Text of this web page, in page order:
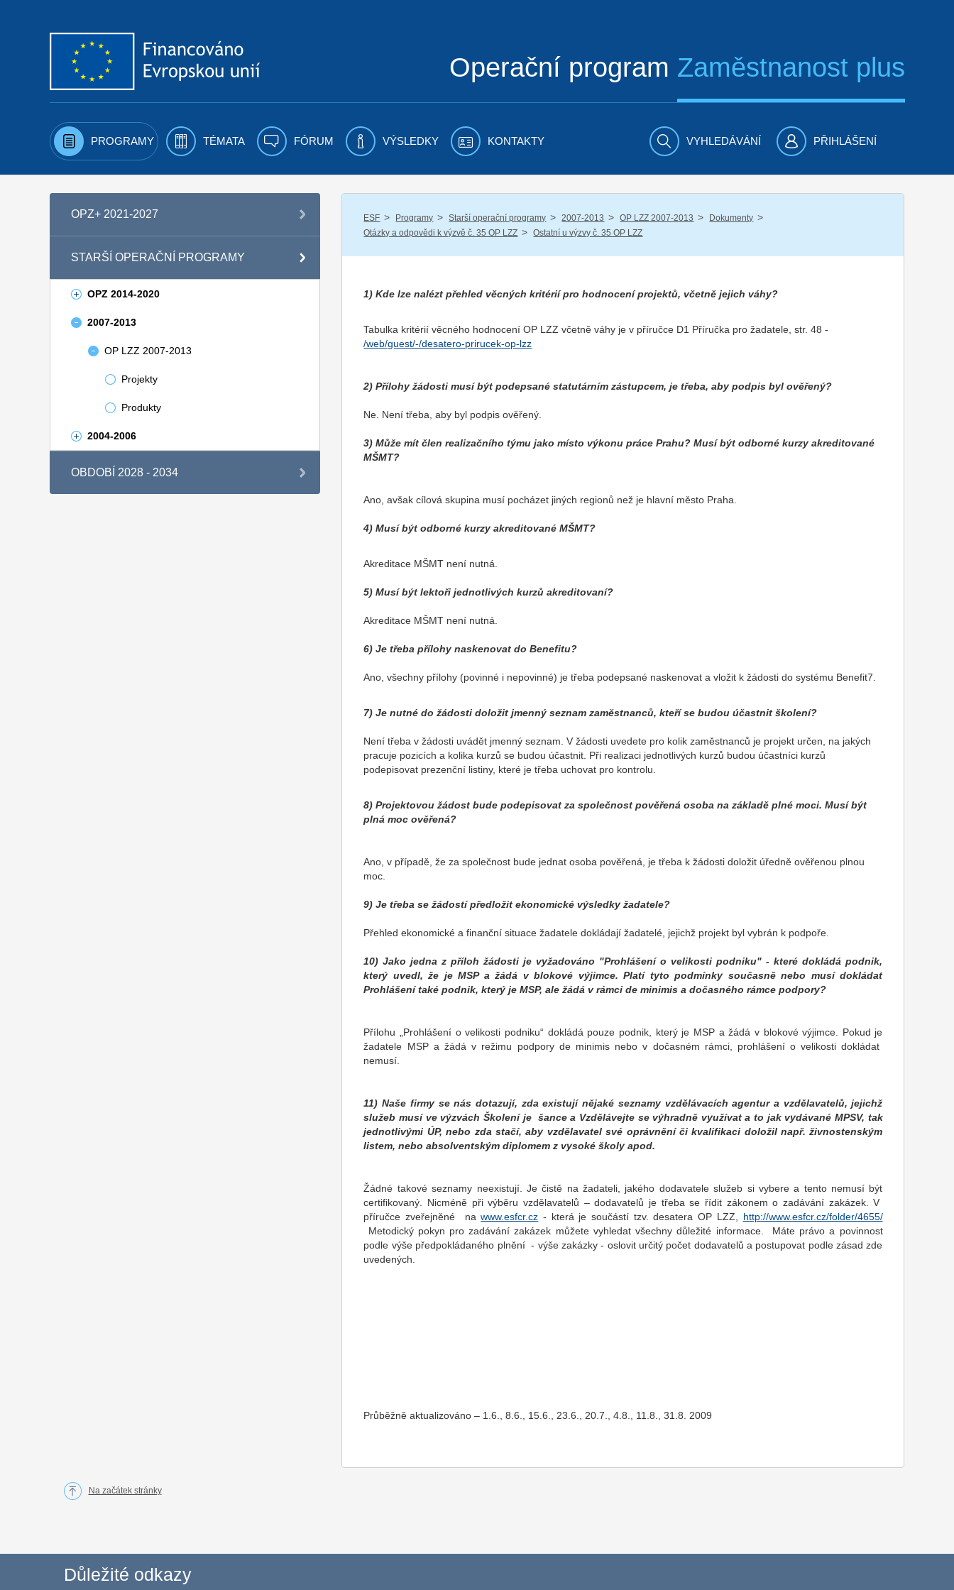
Operační program Zaměstnanost plus
PROGRAMY TÉMATA FÓRUM VÝSLEDKY KONTAKTY VYHLEDÁVÁNÍ PŘIHLÁŠENÍ
OPZ+ 2021-2027
STARŠÍ OPERAČNÍ PROGRAMY
OPZ 2014-2020
2007-2013
OP LZZ 2007-2013
Projekty
Produkty
2004-2006
OBDOBÍ 2028 - 2034
ESF / Programy / Starší operační programy / 2007-2013 / OP LZZ 2007-2013 / Dokumenty /
Otázky a odpovědi k výzvě č. 35 OP LZZ / Ostatní u výzvy č. 35 OP LZZ
1) Kde lze nalézt přehled věcných kritérií pro hodnocení projektů, včetně jejich váhy?
Tabulka kritérií věcného hodnocení OP LZZ včetně váhy je v příručce D1 Příručka pro žadatele, str. 48 -
/web/guest/-/desatero-prirucek-op-lzz
2) Přílohy žádosti musí být podepsané statutárním zástupcem, je třeba, aby podpis byl ověřený?
Ne. Není třeba, aby byl podpis ověřený.
3) Může mít člen realizačního týmu jako místo výkonu práce Prahu? Musí být odborné kurzy akreditované
MŠMT?
Ano, avšak cílová skupina musí pocházet jiných regionů než je hlavní město Praha.
4) Musí být odborné kurzy akreditované MŠMT?
Akreditace MŠMT není nutná.
5) Musí být lektoři jednotlivých kurzů akreditovaní?
Akreditace MŠMT není nutná.
6) Je třeba přílohy naskenovat do Benefitu?
Ano, všechny přílohy (povinné i nepovinné) je třeba podepsané naskenovat a vložit k žádosti do systému Benefit7.
7) Je nutné do žádosti doložit jmenný seznam zaměstnanců, kteří se budou účastnit školení?
Není třeba v žádosti uvádět jmenný seznam. V žádosti uvedete pro kolik zaměstnanců je projekt určen, na jakých
pracuje pozicích a kolika kurzů se budou účastnit. Při realizaci jednotlivých kurzů budou účastníci kurzů
podepisovat prezenční listiny, které je třeba uchovat pro kontrolu.
8) Projektovou žádost bude podepisovat za společnost pověřená osoba na základě plné moci. Musí být
plná moc ověřená?
Ano, v případě, že za společnost bude jednat osoba pověřená, je třeba k žádosti doložit úředně ověřenou plnou
moc.
9) Je třeba se žádostí předložit ekonomické výsledky žadatele?
Přehled ekonomické a finanční situace žadatele dokládají žadatelé, jejichž projekt byl vybrán k podpoře.
10) Jako jedna z příloh žádosti je vyžadováno "Prohlášení o velikosti podniku" - které dokládá podnik,
který uvedl, že je MSP a žádá v blokové výjimce. Platí tyto podmínky současně nebo musí dokládat
Prohlášení také podnik, který je MSP, ale žádá v rámci de minimis a dočasného rámce podpory?
Přílohu „Prohlášení o velikosti podniku“ dokládá pouze podnik, který je MSP a žádá v blokové výjimce. Pokud je
žadatele MSP a žádá v režimu podpory de minimis nebo v dočasném rámci, prohlášení o velikosti dokládat
nemusí.
11)Naše firmy se nás dotazují, zda existují nějaké seznamy vzdělávacích agentur a vzdělavatelů, jejichž
služeb musí ve výzvách Školení je šance a Vzdělávejte se výhradně využívat a to jak vydávané MPSV, tak
jednotlivými ÚP, nebo zda stačí, aby vzdělavatel své oprávnění či kvalifikaci doložil např. živnostenským
listem, nebo absolventským diplomem z vysoké školy apod.
Žádné takové seznamy neexistují. Je čistě na žadateli, jakého dodavatele služeb si vybere a tento nemusí být
certifikovaný. Nicméně při výběru vzdělavatelů – dodavatelů je třeba se řídit zákonem o zadávání zakázek. V
příručce zveřejněné
nawww.esfcr.cz - která je součástí tzv. desatera OP LZZ, http://www.esfcr.cz/folder/4655/
Metodický pokyn pro zadávání zakázek můžete vyhledat všechny důležité informace.
Máte právo a povinnost
podle výše předpokládaného plnění - výše zakázky - oslovit určitý počet dodavatelů a postupovat podle zásad zde
uvedených.
Průběžně aktualizováno – 1.6., 8.6., 15.6., 23.6., 20.7., 4.8., 11.8., 31.8. 2009
Na začátek stránky
Důležité odkazy